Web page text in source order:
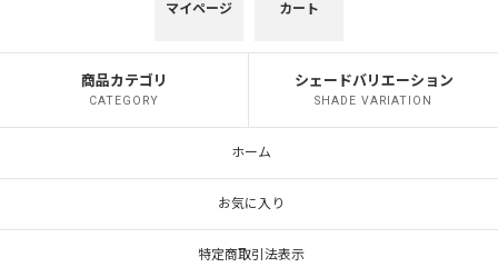
商品カテゴリ
CATEGORY
シェードバリエーション
SHADE VARIATION
マイページ カート
ホーム
お気に入り
特定商取引法表示